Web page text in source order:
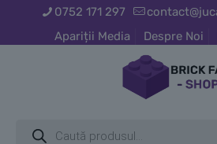
0752 171 297
Apariții Media
Despre Noi
search